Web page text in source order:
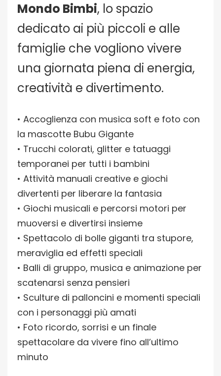
Mondo Bimbi, lo spazio
dedicato ai più piccoli e alle
famiglie che vogliono vivere
una giornata piena di energia,
creatività e divertimento.
• Accoglienza con musica soft e foto con
la mascotte Bubu Gigante
• Trucchi colorati, glitter e tatuaggi
temporanei per tutti i bambini
• Attività manuali creative e giochi
divertenti per liberare la fantasia
• Giochi musicali e percorsi motori per
muoversi e divertirsi insieme
• Spettacolo di bolle giganti tra stupore,
meraviglia ed effetti speciali
• Balli di gruppo, musica e animazione per
scatenarsi senza pensieri
• Sculture di palloncini e momenti speciali
con i personaggi più amati
• Foto ricordo, sorrisi e un finale
spettacolare da vivere fino all’ultimo
minuto